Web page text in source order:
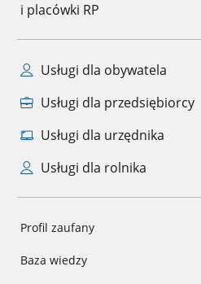
i placówki RP
Usługi dla obywatela
Usługi dla przedsiębiorcy
Usługi dla urzędnika
Usługi dla rolnika
Profil zaufany
Baza wiedzy